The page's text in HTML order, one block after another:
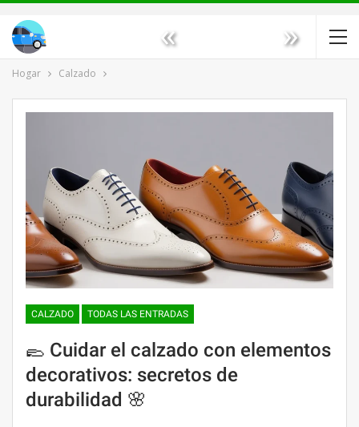
« »
Hogar Calzado
CALZADO TODAS LAS ENTRADAS
🥿 Cuidar el calzado con elementos
decorativos: secretos de
durabilidad 🌸